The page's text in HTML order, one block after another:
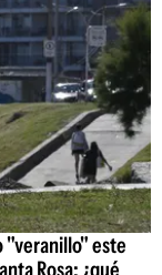
"veranillo" este